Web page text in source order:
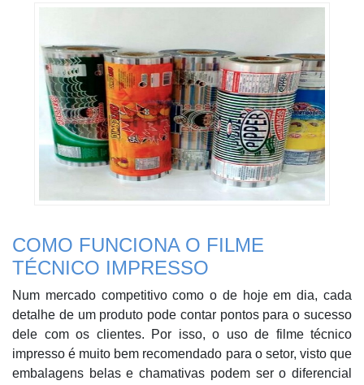
COMO FUNCIONA O FILME
TÉCNICO IMPRESSO
Num mercado competitivo como o de hoje em dia, cada
detalhe de um produto pode contar pontos para o sucesso
dele com os clientes. Por isso, o uso de filme técnico
impresso é muito bem recomendado para o setor, visto que
embalagens belas e chamativas podem ser o diferencial